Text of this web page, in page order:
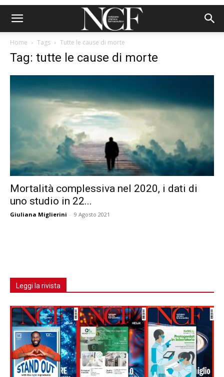
Home Tags Tutte le cause di morte
Tag: tutte le cause di morte
Mortalità complessiva nel 2020, i dati di
uno studio in 22...
Giuliana Miglierini - 9 Agosto 2021
Leggi la rivista